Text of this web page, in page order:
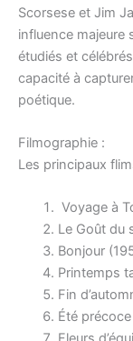
Scorsese et Jim
influence majeure
étudiés et
capacité à
poétique.
Filmographie :
Les principaux
Voyage à
Le Goût du
Bonjour
Printemps
Fin
Été